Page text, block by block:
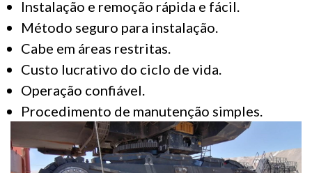
Instalação e remoção rápida e fácil.
Método seguro para instalação.
Cabe em áreas restritas.
Custo lucrativo do ciclo de vida.
Operação confiável.
Procedimento de manutenção simples.